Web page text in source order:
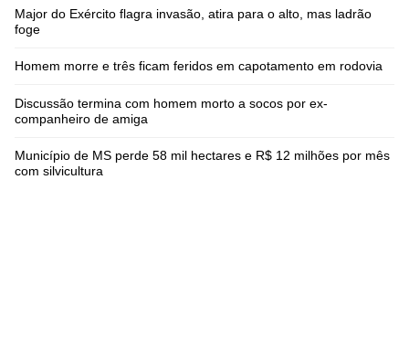
Major do Exército flagra invasão, atira para o alto, mas ladrão
foge
Homem morre e três ficam feridos em capotamento em rodovia
Discussão termina com homem morto a socos por ex-
companheiro de amiga
Município de MS perde 58 mil hectares e R$ 12 milhões por mês
com silvicultura